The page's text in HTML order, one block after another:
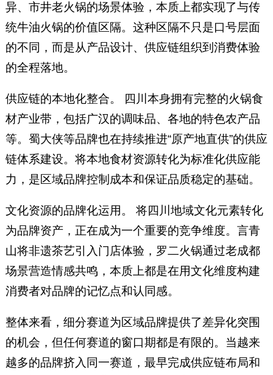
异、市井老火锅的场景体验，本质上都实现了与传
统牛油火锅的价值区隔。这种区隔不只是口号层面
的不同，而是从产品设计、供应链组织到消费体验
的全程落地。
供应链的本地化整合。 四川本身拥有完整的火锅食
材产业带，包括广汉的调味品、各地的特色农产品
等。蜀大侠等品牌也在持续推进“原产地直供”的供应
链体系建设。将本地食材资源转化为标准化供应能
力，是区域品牌控制成本和保证品质稳定的基础。
文化资源的品牌化运用。 将四川地域文化元素转化
为品牌资产，正在成为一个重要的竞争维度。言青
山将非遗茶艺引入门店体验，罗二火锅通过老成都
场景营造情感共鸣，本质上都是在用文化维度构建
消费者对品牌的记忆点和认同感。
整体来看，细分赛道为区域品牌提供了差异化突围
的机会，但任何赛道的窗口期都是有限的。当越来
越多的品牌挤入同一赛道，最早完成供应链布局和